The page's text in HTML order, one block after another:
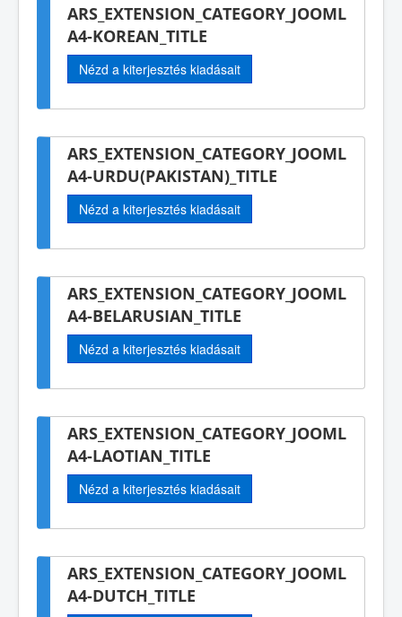
ARS_EXTENSION_CATEGORY_JOOML
A4-KOREAN_TITLE
Nézd a kiterjesztés kiadásait
ARS_EXTENSION_CATEGORY_JOOML
A4-URDU(PAKISTAN)_TITLE
Nézd a kiterjesztés kiadásait
ARS_EXTENSION_CATEGORY_JOOML
A4-BELARUSIAN_TITLE
Nézd a kiterjesztés kiadásait
ARS_EXTENSION_CATEGORY_JOOML
A4-LAOTIAN_TITLE
Nézd a kiterjesztés kiadásait
ARS_EXTENSION_CATEGORY_JOOML
A4-DUTCH_TITLE